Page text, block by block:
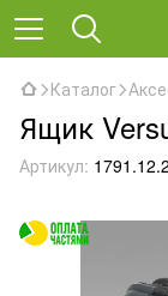
Каталог
Ящик
Артикул: